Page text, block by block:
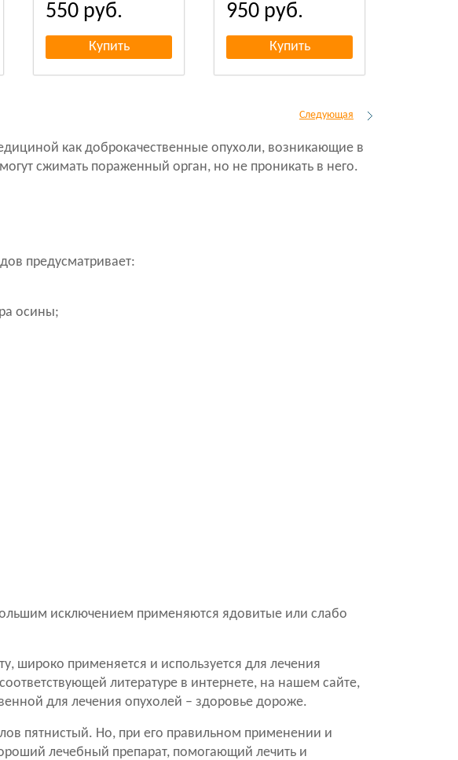
550 руб. 950 руб.
Следующая
как доброкачественные опухоли, возникающие в
сжимать пораженный орган, но не проникать в него.
предусматривает:
осины;
исключением применяются ядовитые или слабо
широко применяется и используется для лечения
литературе в интернете, на нашем сайте,
для лечения опухолей – здоровье дороже.
пятнистый. Но, при его правильном применении и
лечебный препарат, помогающий лечить и